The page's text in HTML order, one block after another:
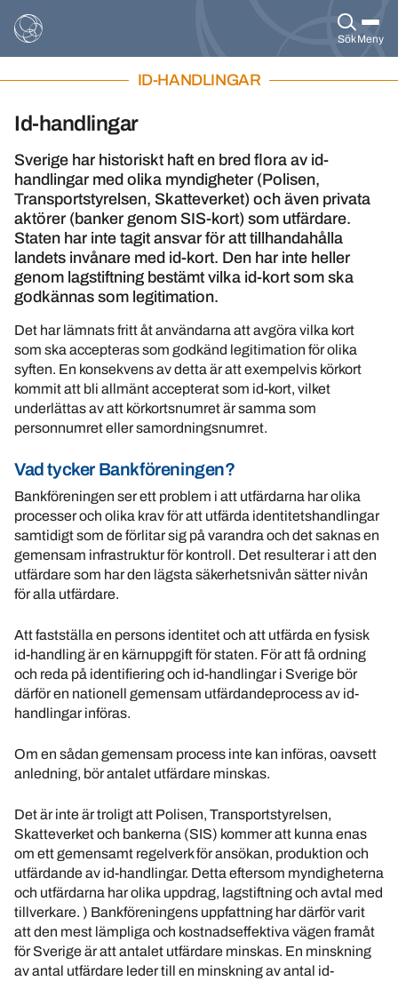
SökMeny
ID-HANDLINGAR
Id-handlingar
Sverige har historiskt haft en bred flora av id-
handlingar med olika myndigheter (Polisen,
Transportstyrelsen, Skatteverket) och även privata
aktörer (banker genom SIS-kort) som utfärdare.
Staten har inte tagit ansvar för att tillhandahålla
landets invånare med id-kort. Den har inte heller
genom lagstiftning bestämt vilka id-kort som ska
godkännas som legitimation.
Det har lämnats fritt åt användarna att avgöra vilka kort
som ska accepteras som godkänd legitimation för olika
syften. En konsekvens av detta är att exempelvis körkort
kommit att bli allmänt accepterat som id-kort, vilket
underlättas av att körkortsnumret är samma som
personnumret eller samordningsnumret.
Vad tycker Bankföreningen?
Bankföreningen ser ett problem i att utfärdarna har olika
processer och olika krav för att utfärda identitetshandlingar
samtidigt som de förlitar sig på varandra och det saknas en
gemensam infrastruktur för kontroll. Det resulterar i att den
utfärdare som har den lägsta säkerhetsnivån sätter nivån
för alla utfärdare.
Att fastställa en persons identitet och att utfärda en fysisk
id-handling är en kärnuppgift för staten. För att få ordning
och reda på identifiering och id-handlingar i Sverige bör
därför en nationell gemensam utfärdandeprocess av id-
handlingar införas.
Om en sådan gemensam process inte kan införas, oavsett
anledning, bör antalet utfärdare minskas.
Det är inte är troligt att Polisen, Transportstyrelsen,
Skatteverket och bankerna (SIS) kommer att kunna enas
om ett gemensamt regelverk för ansökan, produktion och
utfärdande av id-handlingar. Detta eftersom myndigheterna
och utfärdarna har olika uppdrag, lagstiftning och avtal med
tillverkare. ) Bankföreningens uppfattning har därför varit
att den mest lämpliga och kostnadseffektiva vägen framåt
för Sverige är att antalet utfärdare minskas. En minskning
av antal utfärdare leder till en minskning av antal id-